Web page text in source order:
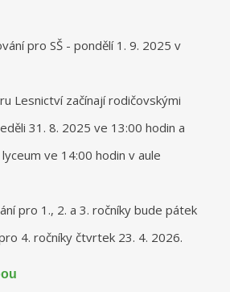
pro SŠ - pondělí 1. 9. 2025 v
Lesnictví začínají rodičovskými
31. 8. 2025 ve 13:00 hodin a
ve 14:00 hodin v aule
pro 1., 2. a 3. ročníky bude pátek
4. ročníky čtvrtek 23. 4. 2026.